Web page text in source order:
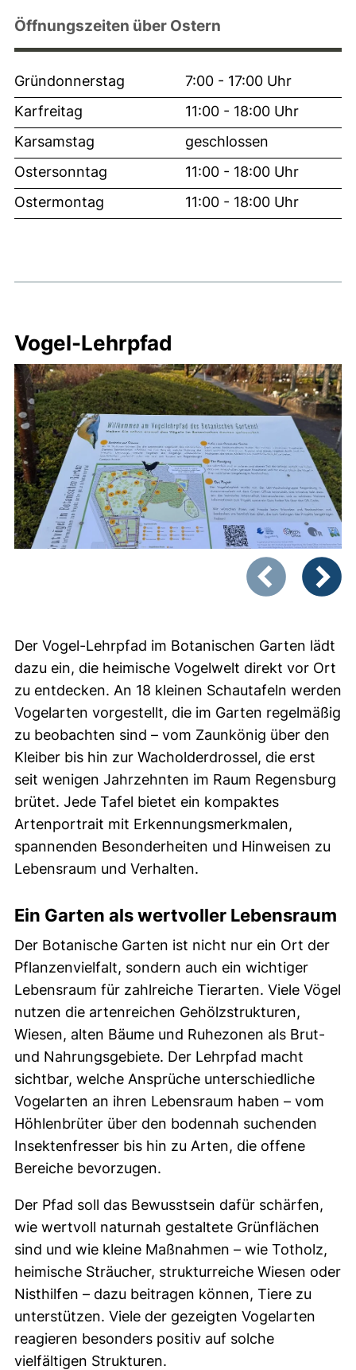
Öffnungszeiten über Ostern
Gründonnerstag
7:00 - 17:00 Uhr
Karfreitag
11:00 - 18:00 Uhr
Karsamstag
geschlossen
Ostersonntag
11:00 - 18:00 Uhr
Ostermontag
11:00 - 18:00 Uhr
Vogel-Lehrpfad
Zeigt Folie 1
Der Vogel-Lehrpfad im Botanischen Garten lädt
dazu ein, die heimische Vogelwelt direkt vor Ort
zu entdecken. An 18 kleinen Schautafeln werden
Vogelarten vorgestellt, die im Garten regelmäßig
zu beobachten sind – vom Zaunkönig über den
Kleiber bis hin zur Wacholderdrossel, die erst
seit wenigen Jahrzehnten im Raum Regensburg
brütet. Jede Tafel bietet ein kompaktes
Artenportrait mit Erkennungsmerkmalen,
spannenden Besonderheiten und Hinweisen zu
Lebensraum und Verhalten.
Ein Garten als wertvoller Lebensraum
Der Botanische Garten ist nicht nur ein Ort der
Pflanzenvielfalt, sondern auch ein wichtiger
Lebensraum für zahlreiche Tierarten. Viele Vögel
nutzen die artenreichen Gehölzstrukturen,
Wiesen, alten Bäume und Ruhezonen als Brut-
und Nahrungsgebiete. Der Lehrpfad macht
sichtbar, welche Ansprüche unterschiedliche
Vogelarten an ihren Lebensraum haben – vom
Höhlenbrüter über den bodennah suchenden
Insektenfresser bis hin zu Arten, die offene
Bereiche bevorzugen.
Der Pfad soll das Bewusstsein dafür schärfen,
wie wertvoll naturnah gestaltete Grünflächen
sind und wie kleine Maßnahmen – wie Totholz,
heimische Sträucher, strukturreiche Wiesen oder
Nisthilfen – dazu beitragen können, Tiere zu
unterstützen. Viele der gezeigten Vogelarten
reagieren besonders positiv auf solche
vielfältigen Strukturen.